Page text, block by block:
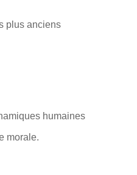
plus anciens
humaines
morale.